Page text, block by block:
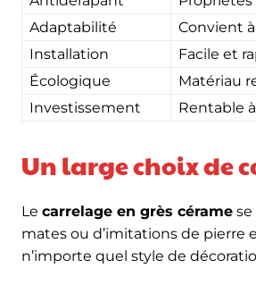
Adaptabilité
Convient
Installation
Facile et
Écologique
Matériau
Investissement
Rentable
Un large choix de
Le carrelage en grès cérame se
mates ou d’imitations de pierre
n’importe quel style de